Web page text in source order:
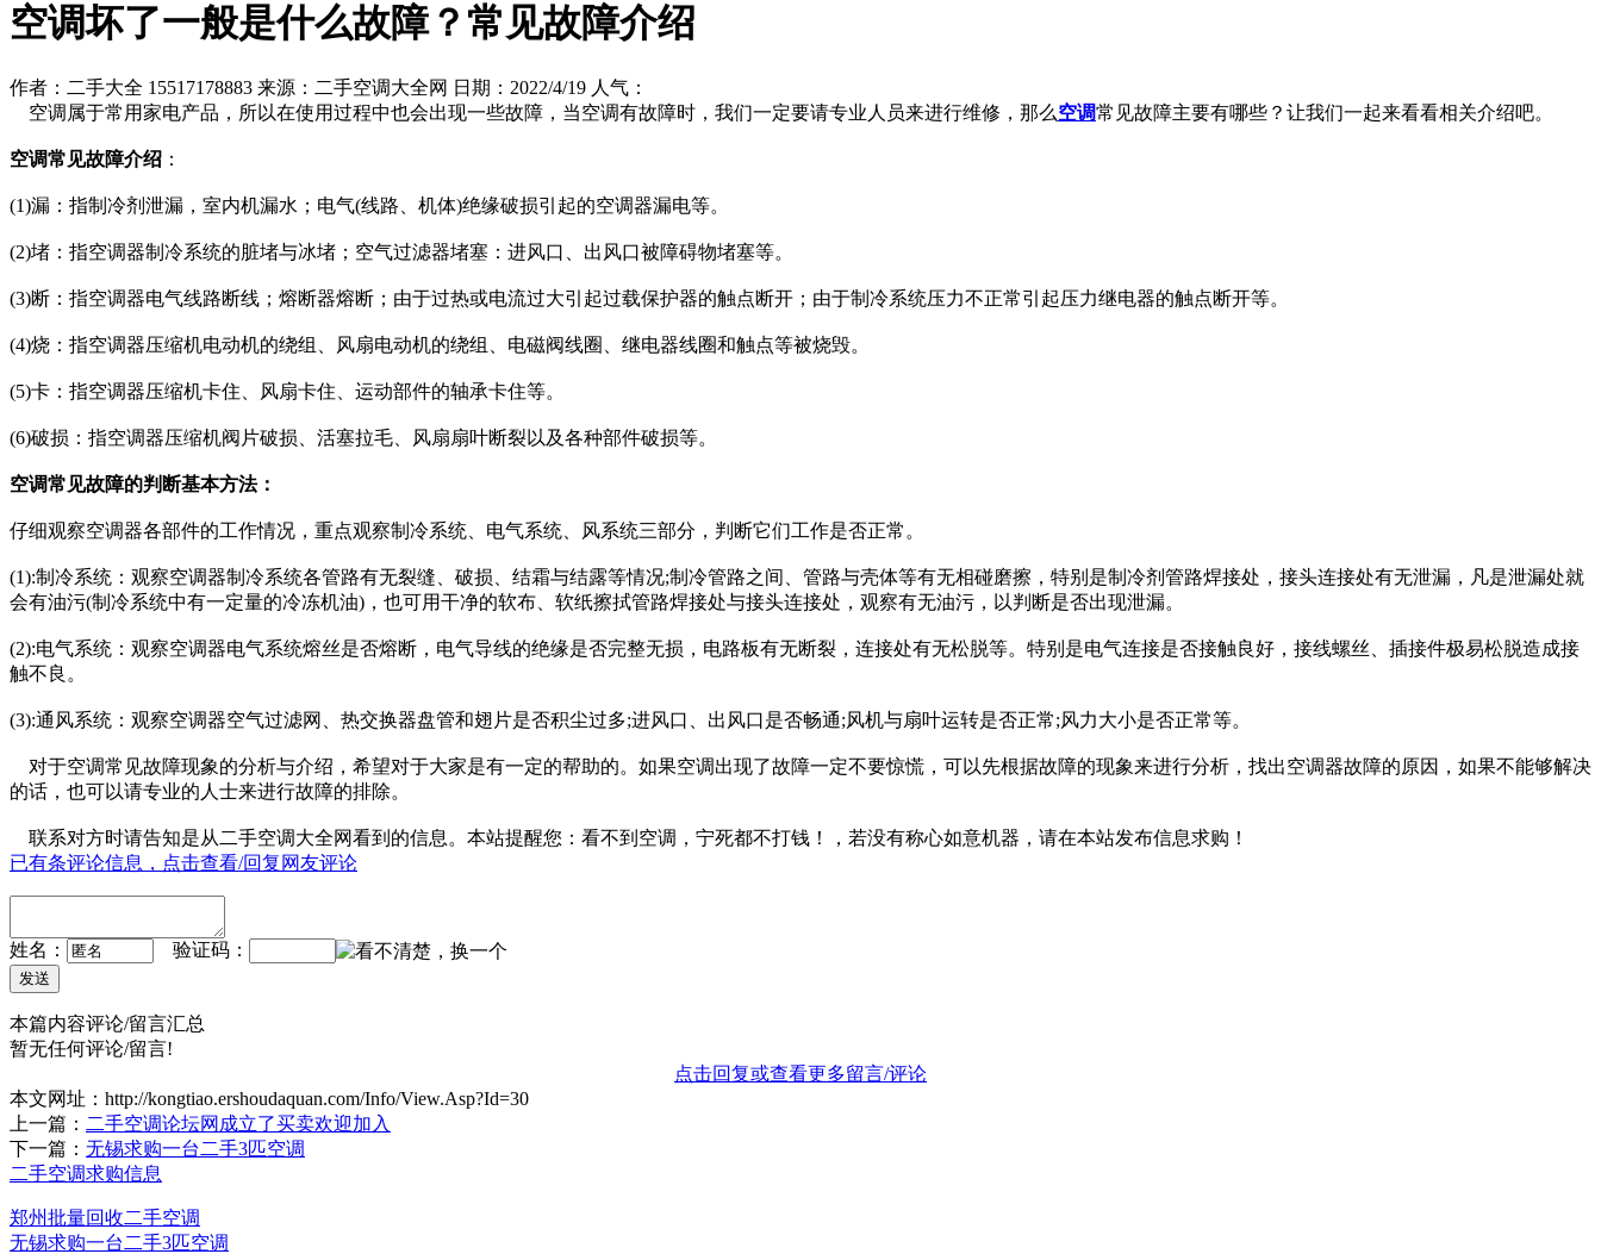
空调坏了一般是什么故障？常见故障介绍
作者：二手大全 15517178883 来源：二手空调大全网 日期：2022/4/19 人气：
空调属于常用家电产品，所以在使用过程中也会出现一些故障，当空调有故障时，我们一定要请专业人员来进行维修，那么空调常见故障主要有哪些？让我们一起来看看相关介绍吧。
空调常见故障介绍 ：
(1)漏：指制冷剂泄漏，室内机漏水；电气(线路、机体)绝缘破损引起的空调器漏电等。
(2)堵：指空调器制冷系统的脏堵与冰堵；空气过滤器堵塞：进风口、出风口被障碍物堵塞等。
(3)断：指空调器电气线路断线；熔断器熔断；由于过热或电流过大引起过载保护器的触点断开；由于制冷系统压力不正常引起压力继电器的触点断开等。
(4)烧：指空调器压缩机电动机的绕组、风扇电动机的绕组、电磁阀线圈、继电器线圈和触点等被烧毁。
(5)卡：指空调器压缩机卡住、风扇卡住、运动部件的轴承卡住等。
(6)破损：指空调器压缩机阀片破损、活塞拉毛、风扇扇叶断裂以及各种部件破损等。
空调常见故障的判断基本方法：
仔细观察空调器各部件的工作情况，重点观察制冷系统、电气系统、风系统三部分，判断它们工作是否正常。
(1):制冷系统：观察空调器制冷系统各管路有无裂缝、破损、结霜与结露等情况;制冷管路之间、管路与壳体等有无相碰磨擦，特别是制冷剂管路焊接处，接头连接处有无泄漏，凡是泄漏处就
会有油污(制冷系统中有一定量的冷冻机油)，也可用干净的软布、软纸擦拭管路焊接处与接头连接处，观察有无油污，以判断是否出现泄漏。
(2):电气系统：观察空调器电气系统熔丝是否熔断，电气导线的绝缘是否完整无损，电路板有无断裂，连接处有无松脱等。特别是电气连接是否接触良好，接线螺丝、插接件极易松脱造成接
触不良。
(3):通风系统：观察空调器空气过滤网、热交换器盘管和翅片是否积尘过多;进风口、出风口是否畅通;风机与扇叶运转是否正常;风力大小是否正常等。
对于空调常见故障现象的分析与介绍，希望对于大家是有一定的帮助的。如果空调出现了故障一定不要惊慌，可以先根据故障的现象来进行分析，找出空调器故障的原因，如果不能够解决
的话，也可以请专业的人士来进行故障的排除。
联系对方时请告知是从 二手空调大全网看到的信息。本站提醒您： 看不到空调，宁死都不打钱！
，若没有称心如意机器，请在本站发布信息求购！
已有条评论信息，点击查看/回复网友评论
姓名： 验证码：
本篇内容评论/留言汇总
暂无任何评论/留言!
点击回复或查看更多留言/评论
本文网址： http://kongtiao.ershoudaquan.com/Info/View.Asp?Id=30
上一篇： 二手空调论坛网成立了买卖欢迎加入
下一篇： 无锡求购一台二手3匹空调
二手空调求购信息
郑州批量回收二手空调
无锡求购一台二手3匹空调